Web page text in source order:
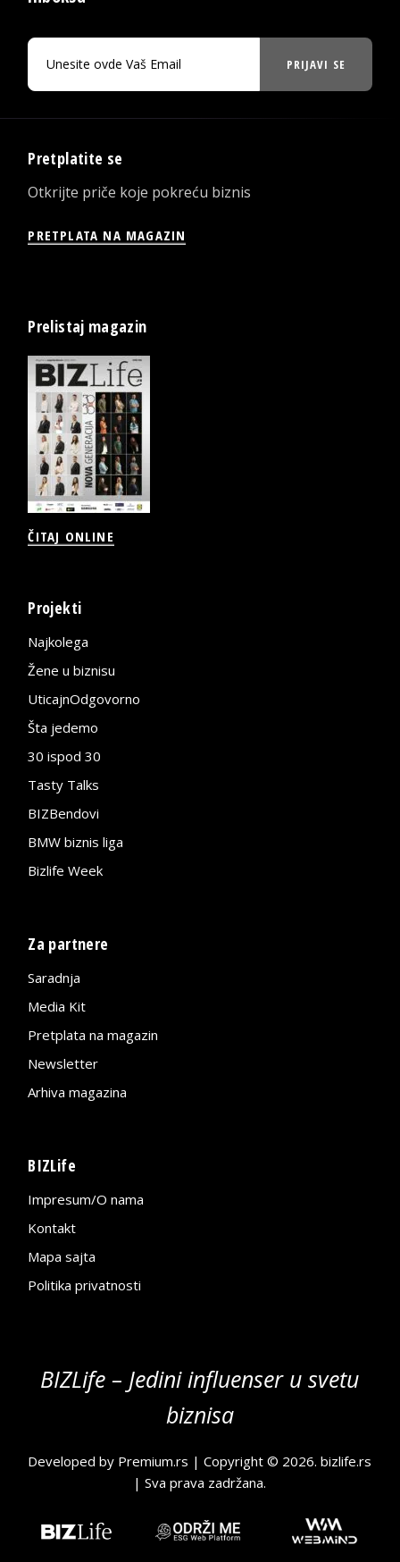
PRIJAVI SE
Pretplatite se
Otkrijte priče koje pokreću biznis
PRETPLATA NA MAGAZIN
Prelistaj magazin
ČITAJ ONLINE
Projekti
Najkolega
Žene u biznisu
UticajnOdgovorno
Šta jedemo
30 ispod 30
Tasty Talks
BIZBendovi
BMW biznis liga
Bizlife Week
Za partnere
Saradnja
Media Kit
Pretplata na magazin
Newsletter
Arhiva magazina
BIZLife
Impresum/O nama
Kontakt
Mapa sajta
Politika privatnosti
BIZLife – Jedini influenser u svetu
biznisa
Developed by Premium.rs | Copyright © 2026.bizlife.rs
| Sva prava zadržana.